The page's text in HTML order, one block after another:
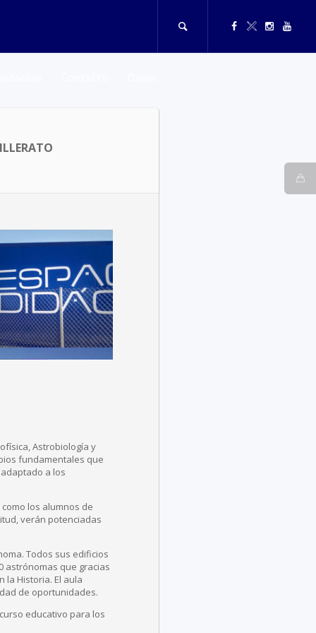
Astrobiología y
fundamentales que
a los
los alumnos de
verán potenciadas
Todos sus edificios
astrónomas que gracias
la Historia. El aula
de oportunidades.
educativo para los